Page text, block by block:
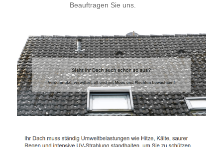
Beauftragen Sie uns.